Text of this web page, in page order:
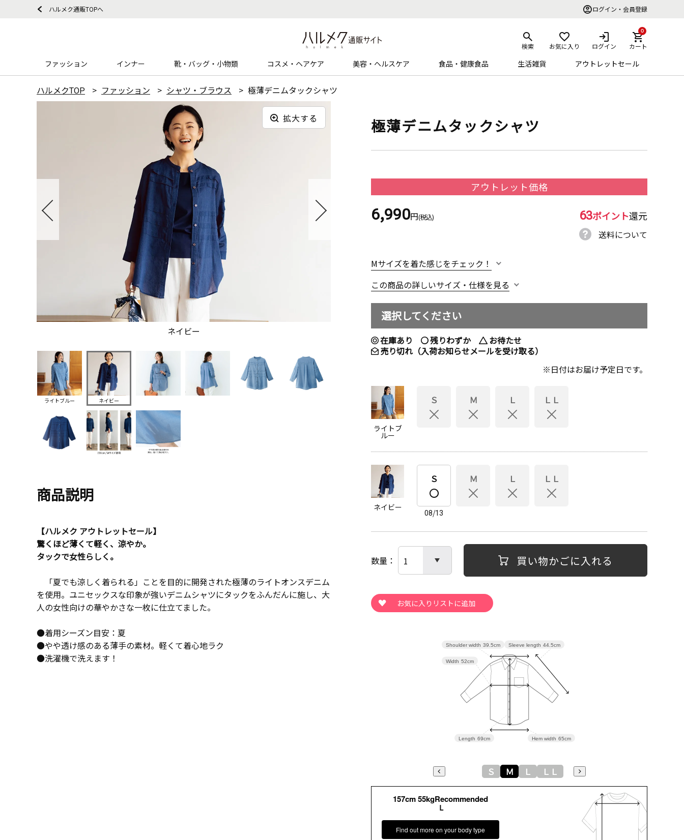
ハルメク通販TOPへ ログイン・会員登録
検索 お気に入り ログイン
0
カート
ファッション インナー 靴・バッグ・小物類 コスメ・ヘアケア 美容・ヘルスケア 食品・健康食品 生活雑貨 アウトレットセール
ハルメクTOP ファッション シャツ・ブラウス 極薄デニムタックシャツ
ネイビー
拡大する
ライトブルー ネイビー
商品説明
【ハルメク アウトレットセール】
驚くほど薄くて軽く、涼やか。
タックで女性らしく。
「夏でも涼しく着られる」ことを目的に開発された極薄のライトオンスデニム
を使用。ユニセックスな印象が強いデニムシャツにタックをふんだんに施し、大
人の女性向けの華やかさな一枚に仕立てました。
●着用シーズン目安：夏
●やや透け感のある薄手の素材。軽くて着心地ラク
●洗濯機で洗えます！
極薄デニムタックシャツ
アウトレット価格
6,990円(税込) 63ポイント還元
送料について
Mサイズを着た感じをチェック！
この商品の詳しいサイズ・仕様を見る
選択してください
在庫あり 残りわずか
お待たせ
売り切れ（入荷お知らせメールを受け取る）
日付はお届け予定日です。
ライトブ
ルー
Ｓ Ｍ Ｌ ＬＬ
ネイビー
Ｓ
08/13
Ｍ Ｌ ＬＬ
数量 買い物かごに入れる
Hem width 65cm
Sleeve length 44.5cm
Length 69cm
Width 52cm
Shoulder width 39.5cm
Ｓ Ｍ Ｌ ＬＬ
157cm 55kgRecommended
Ｌ
Find out more on your body type